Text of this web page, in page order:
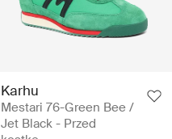
Karhu
Mestari 76-Green Bee /
Jet Black - Przed